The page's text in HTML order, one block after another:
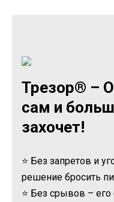
Трезор® –
сам и
захочет!
⭐ Без запретов и
решение бросить
⭐ Без срывов –